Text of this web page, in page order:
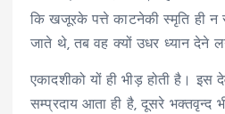
कि खजूरके पत्ते काटनेकी स्मृति ही न
जाते थे, तब वह क्यों उधर ध्यान देने
एकादशीको यों ही भीड़ होती है। इस
सम्प्रदाय आता ही है, दूसरे